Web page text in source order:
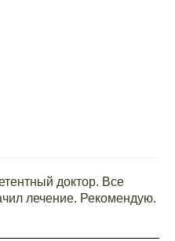
доктор. Все
лечение. Рекомендую.